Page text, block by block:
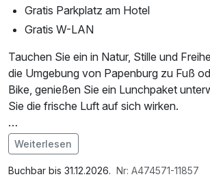
Gratis Parkplatz am Hotel
Gratis W-LAN
Tauchen Sie ein in Natur, Stille und
die Umgebung von Papenburg zu Fuß
Bike, genießen Sie ein Lunchpaket
Sie die frische Luft auf sich wirken.
IHRE MÖGLICHKEITEN
KULTUR
Im Angebot enthalten
Parkplatz, Nutzung des Fitnessbereichs,
Weiterlesen
Buchbar bis 31.12.2026. Nr: A474571-11857